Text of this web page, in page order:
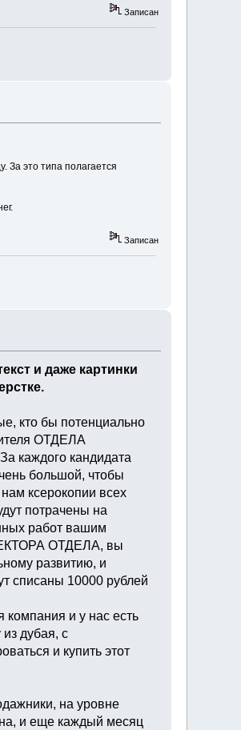
Записан
За это типа полагается
Записан
и даже картинки
кто бы потенциально
ОТДЕЛА
каждого кандидата
большой, чтобы
ксерокопии всех
потрачены на
работ вашим
ОТДЕЛА, вы
развитию, и
списаны 10000 рублей
и у нас есть
дубая, с
и купить этот
на уровне
и еще каждый месяц